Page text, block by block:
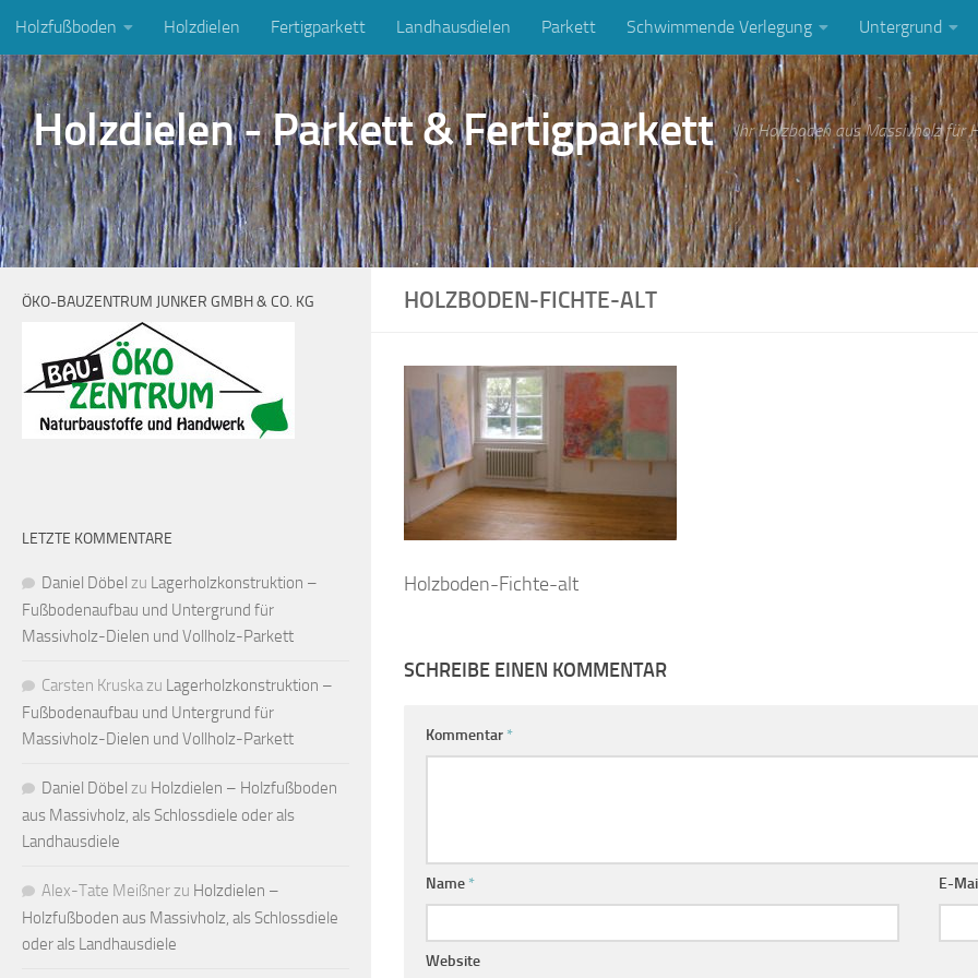
Zum Inhalt springen
Holzfußboden Holzdielen Fertigparkett Landhausdielen Parkett Schwimmende Verlegung Untergrund
Holzdielen - Parkett & Fertigparkett Ihr Holzboden aus Massivholz für
HOLZBODEN-FICHTE-ALT
Holzboden-Fichte-alt
SCHREIBE EINEN KOMMENTAR
Kommentar *
Name * E-
Website
ÖKO-BAUZENTRUM JUNKER GMBH & CO. KG
LETZTE KOMMENTARE
Daniel Döbel zu Lagerholzkonstruktion –
Fußbodenaufbau und Untergrund für
Massivholz-Dielen und Vollholz-Parkett
Carsten Kruskazu Lagerholzkonstruktion –
Fußbodenaufbau und Untergrund für
Massivholz-Dielen und Vollholz-Parkett
Daniel Döbel zu Holzdielen – Holzfußboden
aus Massivholz, als Schlossdiele oder als
Landhausdiele
Alex-Tate Meißnerzu Holzdielen –
Holzfußboden aus Massivholz, als Schlossdiele
oder als Landhausdiele